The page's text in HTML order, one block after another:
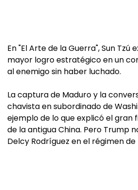
En "El Arte de la Guerra", Sun Tzú
mayor logro estratégico en un
al enemigo sin haber luchado.
La captura de Maduro y la
chavista en subordinado de
ejemplo de lo que explicó el gran
de la antigua China. Pero Trump
Delcy Rodríguez en el régimen de